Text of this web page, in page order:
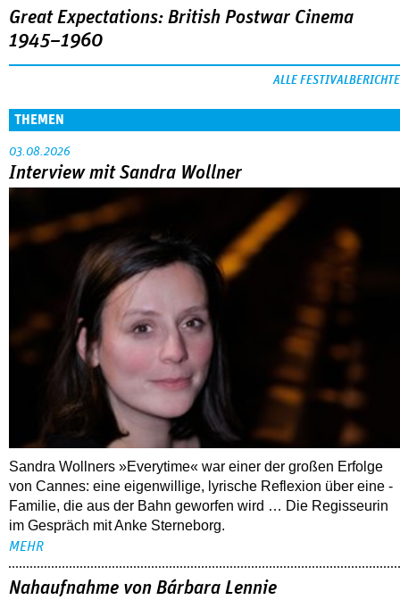
Great Expectations: British Postwar Cinema
1945–1960
ALLE FESTIVALBERICHTE
THEMEN
03.08.2026
Interview mit Sandra Wollner
Sandra Wollners »Everytime« war einer der großen Erfolge
von Cannes: eine eigenwillige, lyrische Reflexion über eine ­
Familie, die aus der Bahn geworfen wird … Die Regisseurin
im Gespräch mit Anke Sterneborg.
MEHR
Nahaufnahme von Bárbara Lennie